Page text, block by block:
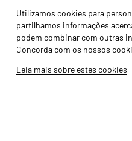
Utilizamos cookies para
partilhamos informações
podem combinar com outras
Concorda com os nossos
Leia mais sobre estes cookies
Identidade
História
Fábrica / Produção
Recursos Humanos